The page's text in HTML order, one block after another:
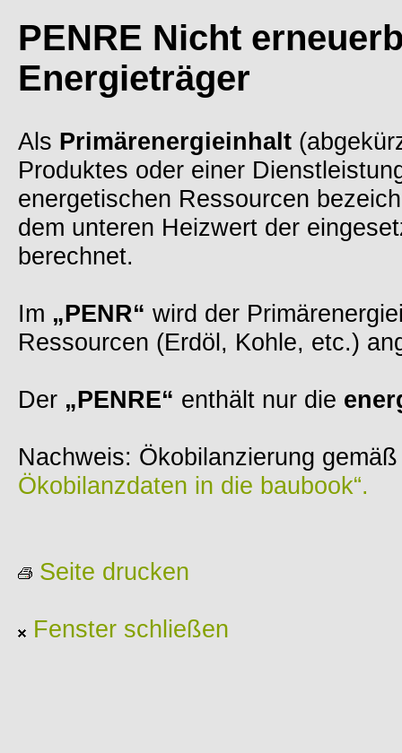
PENRE Nicht
Energieträger
Als Primärenergieinhalt
Produktes oder einer
energetischen Ressourcen
dem unteren Heizwert der
berechnet.
Im „PENR“ wird der
Ressourcen (Erdöl, Kohle, etc.)
Der „PENRE“ enthält nur die
Nachweis: Ökobilanzierung
Ökobilanzdaten in die baubook“.
Seite drucken
Fenster schließen